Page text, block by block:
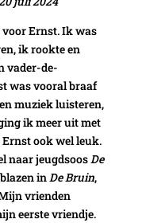
voor Ernst. Ik was
ik rookte en
vader-de-
was vooral braaf
muziek luisteren,
ik meer uit met
Ernst ook wel leuk.
naar jeugdsoos De
in De Bruin,
vrienden
eerste vriendje.